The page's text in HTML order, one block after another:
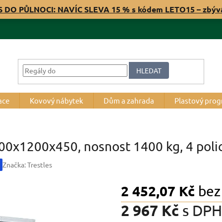
DO PŮLNOCI: NAVÍC SLEVA 15 % s kódem LETO15 –
HLEDAT
Kovový nábytek Dům a zahrada Plastový
nosnost 1400 kg, 4
Značka:Trestles
2 452,07 Kč
2 967 Kč s DPH